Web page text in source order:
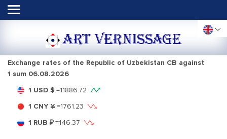
ART VERNISSAGE
Exchange rates of the Republic of Uzbekistan CB against
1 sum 06.08.2026
1 USD $ =11886.72
1 CNY ¥ =1761.23
1 RUB ₽=146.37